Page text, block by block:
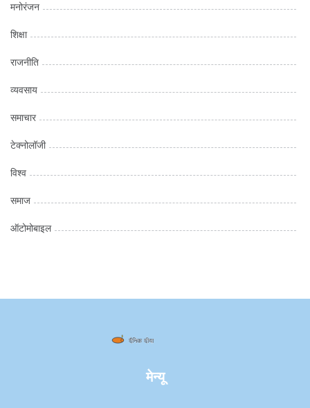
मनोरंजन
शिक्षा
राजनीति
व्यवसाय
समाचार
टेक्नोलॉजी
विश्व
समाज
ऑटोमोबाइल
मेन्यू